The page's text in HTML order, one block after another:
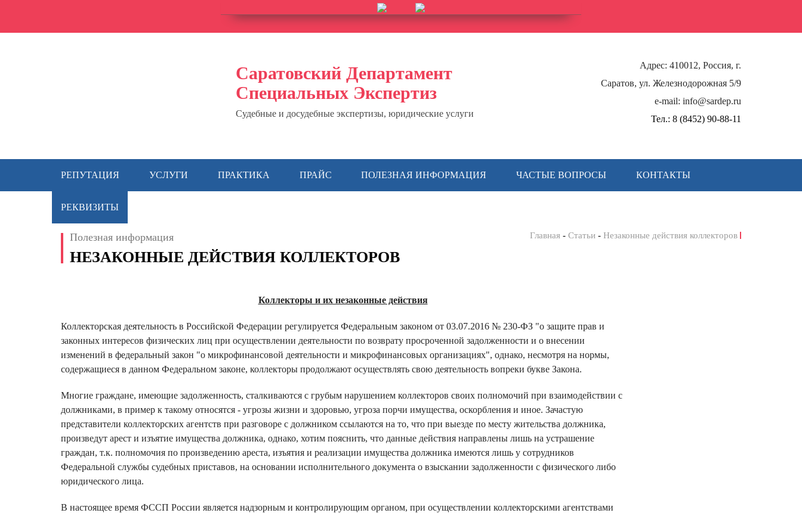
Саратовский Департамент
Специальных Экспертиз
Судебные и досудебные экспертизы, юридические услуги
Адрес: 410012, Россия, г.
Саратов, ул. Железнодорожная 5/9
e-mail: info@sardep.ru
Тел.: 8 (8452) 90-88-11
РЕПУТАЦИЯ УСЛУГИ ПРАКТИКА ПРАЙС ПОЛЕЗНАЯ ИНФОРМАЦИЯ ЧАСТЫЕ ВОПРОСЫ КОНТАКТЫ
РЕКВИЗИТЫ
Главная Статьи Незаконные действия коллекторов
Полезная информация
НЕЗАКОННЫЕ ДЕЙСТВИЯ КОЛЛЕКТОРОВ
Коллекторы и их незаконные действия
Коллекторская деятельность в Российской Федерации регулируется Федеральным законом от 03.07.2016 № 230-ФЗ "о защите прав и
законных интересов физических лиц при осуществлении деятельности по возврату просроченной задолженности и о внесении
изменений в федеральный закон "о микрофинансовой деятельности и микрофинансовых организациях", однако, несмотря на нормы,
содержащиеся в данном Федеральном законе, коллекторы продолжают осуществлять свою деятельность вопреки букве Закона.
Многие граждане, имеющие задолженность, сталкиваются с грубым нарушением коллекторов своих полномочий при взаимодействии с
должниками, в пример к такому относятся - угрозы жизни и здоровью, угроза порчи имущества, оскорбления и иное. Зачастую
представители коллекторских агентств при разговоре с должником ссылаются на то, что при выезде по месту жительства должника,
произведут арест и изъятие имущества должника, однако, хотим пояснить, что данные действия направлены лишь на устрашение
граждан, т.к. полномочия по произведению ареста, изъятия и реализации имущества должника имеются лишь у сотрудников
Федеральной службы судебных приставов, на основании исполнительного документа о взыскании задолженности с физического либо
юридического лица.
В настоящее время ФССП России является надзорным и контролирующим органом, при осуществлении коллекторскими агентствами